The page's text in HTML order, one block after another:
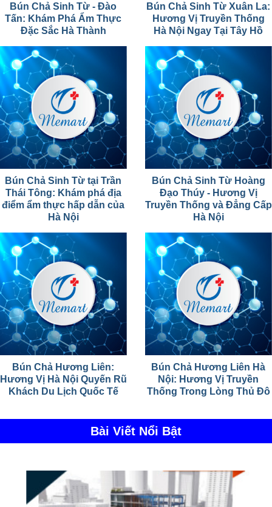
Bún Chả Sinh Từ - Đào
Tấn: Khám Phá Ẩm Thực
Đặc Sắc Hà Thành
Bún Chả Sinh Từ Xuân La:
Hương Vị Truyền Thống
Hà Nội Ngay Tại Tây Hồ
Bún Chả Sinh Từ tại Trần
Thái Tông: Khám phá địa
điểm ẩm thực hấp dẫn của
Hà Nội
Bún Chả Sinh Từ Hoàng
Đạo Thúy - Hương Vị
Truyền Thống và Đẳng Cấp
Hà Nội
Bún Chả Hương Liên:
Hương Vị Hà Nội Quyến Rũ
Khách Du Lịch Quốc Tế
Bún Chả Hương Liên Hà
Nội: Hương Vị Truyền
Thống Trong Lòng Thủ Đô
Bài Viết Nổi Bật